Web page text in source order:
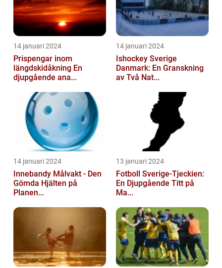
14 januari 2024
Prispengar inom
längdskidåkning En
djupgående ana...
14 januari 2024
Ishockey Sverige
Danmark: En Granskning
av Två Nat...
14 januari 2024
Innebandy Målvakt - Den
Gömda Hjälten på
Planen...
13 januari 2024
Fotboll Sverige-Tjeckien:
En Djupgående Titt på
Ma...